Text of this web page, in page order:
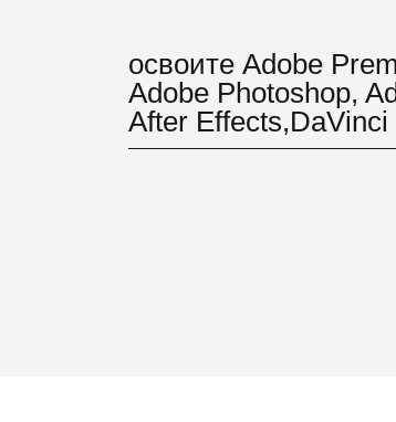
освоите Adobe
Adobe Photoshop,
After